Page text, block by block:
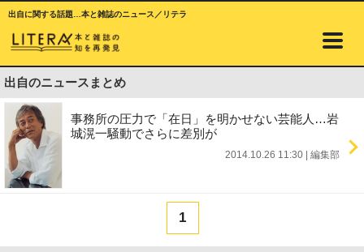
出自に関する話題…本と雑誌のニュース／リテラ
出自のニュースまとめ
事務所の圧力で「在日」を明かせない芸能人…岩
城滉一騒動でさらに差別が
2014.10.26 11:30 編集部
1